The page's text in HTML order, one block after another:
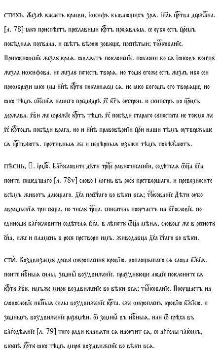
стихъ. Жезлѣ касаеть краеви, іѡсифъ бываюихъ зрѧ. іиль цртва держана.
[л.78] ꙗко приспѣетъ преславныи кртъ проѧвлѧꙗ. се ѹбо есть цремъ
побѣднаѧ похвала, и свѣтъ вѣрою зовꙋе, препѣтыи;тѡкованїе.
Прикосновенїе жезлꙋ краѧ. ꙗвлѧетъ поклоненїе. поклони бо сѧ іꙗковъ концꙋ
жезла иѡсифова. не жезлꙋ почесть творѧ. но томꙋ егоже есть жезлъ ибо сеи
проѡбрази ꙗко мы ннѣ кртꙋ поклонѧем сѧ. не ꙗко богомъ его творѧе, но
ꙗко тѣмъ спсенїѧ нашего премꙋдрѣ хс бгъ ѹстрои. и скипетръ во црихъ
держава. хви же ѡрꙋжїе кртъ тѣмъ хс побѣди стараго сꙋпостата не токмо же
хс кртомъ побѣди врага, но и ннѣ правовѣрнїи цри наши тѣмъ ѹтвержьше
сѧ цртвꙋютъ. противныѧ же и невѣрныѧ ꙗзыки тѣмъ побѣжⷣаютъ.
пѣснь, . ірмо. Блгословите дѣти трце равночисленїи, содѣтелѧ ѿа бга
поите. сошедшаго[л.78v]слово і ѡгнь въ росꙋ претворшаго. и превозносите
всѣмъ животъ даюаго. дха престаго во вѣки всѧ;токованїеДѣти ѹбо
аврамьскїѧ три сꙋа, по числꙋ трца. списатель поѹчаетъ на бгословїе. по
единомꙋ блгословити содѣтелѧ бга. в лѣпотꙋ ѿа мѣнѧ, словом же в реснотꙋ
сна, иже и пламень в росꙋ претвори имъ. живодавца дха стаго во вѣки.
стиⷯ. Воздвизаемꙋ древꙋ ѡкропленнꙋ кровїю. воплоьшаго сѧ слова бжїѧ.
поите нбныѧ силы, земныⷯ воздвиженїе. празднꙋюе людїе поклоните сѧ
кртꙋ хвꙋ. имъже мирꙋ воздвиженїе во вѣки всѧ;тѡкованїе. Поѹаетъ на
словословїе нбныѧ силы воздвиженїе крта. еже ѡкропленъ кровїю бжїею. и
земныхъ воздвиженїе разꙋмѣи. ѿ земныⷯ въ нбныѧ, или ѿ грѣха въ
блгодѣѧнїе[л.79]того ради кланѧти сѧ наѹчит сѧ, со аггелы члкомъ,
вкꙋпѣ хртꙋ ꙗко тѣмъ мирꙋ воздвиженїе во вѣки всѧ.